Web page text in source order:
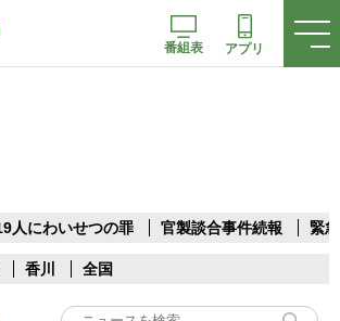
番組表 アプリ
人にわいせつの罪 官製談合事件続報 緊
香川 全国